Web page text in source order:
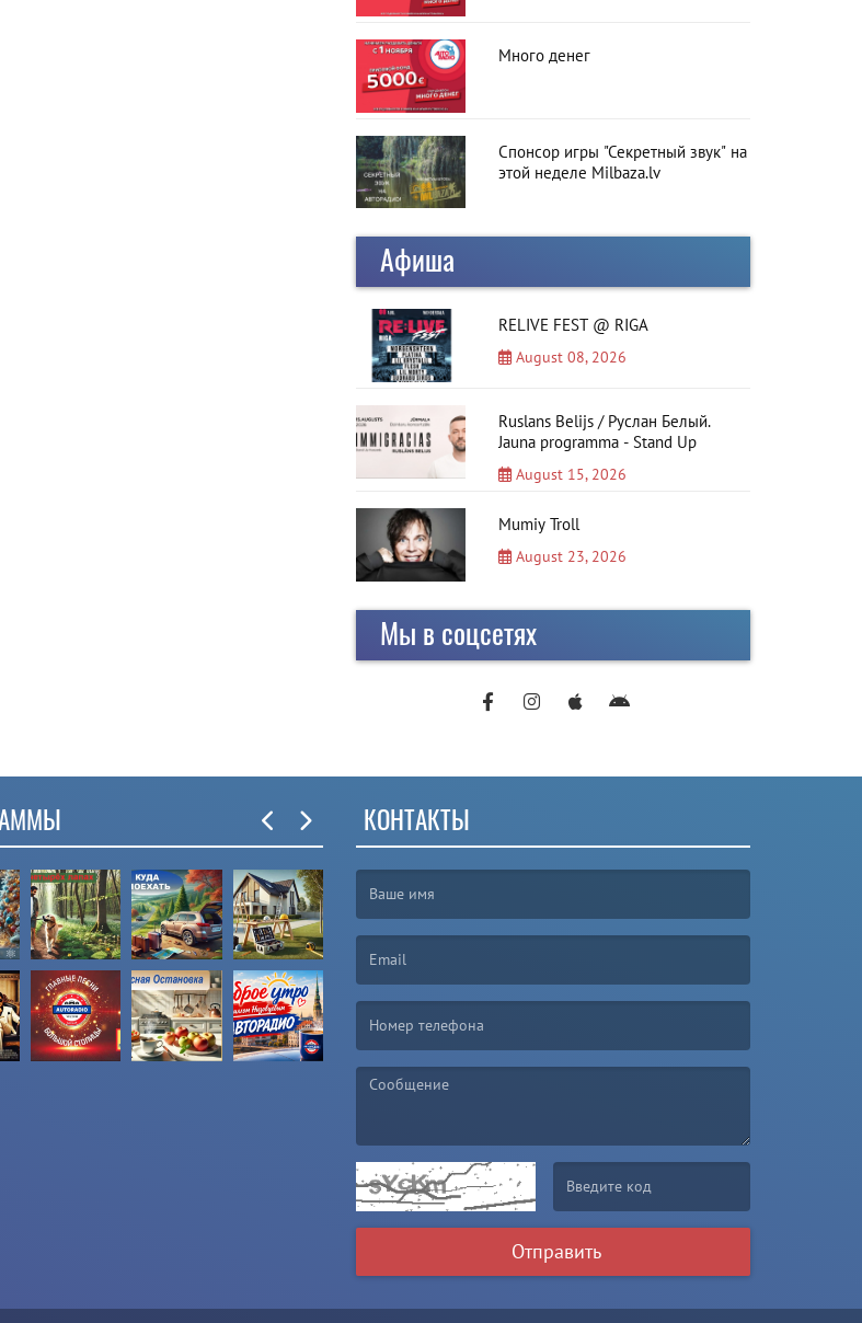
Много денег
Спонсор игры "Секретный звук" на
этой неделе Milbaza.lv
Афиша
RELIVE FEST @ RIGA
August 08, 2026
Ruslans Belijs / Руслан Белый.
Jauna programma - Stand Up
August 15, 2026
Mumiy Troll
August 23, 2026
Мы в соцсетях
КОНТАКТЫ
Отправить